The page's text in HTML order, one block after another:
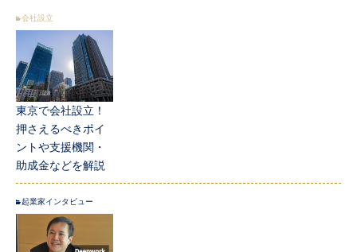
会社設立
東京で会社設立！
押さえるべきポイ
ントや支援機関・
助成金などを解説
起業家インタビュー